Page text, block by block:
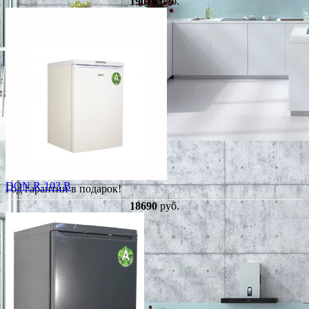
Год гарантии в подарок!
DON R-103 B
18690руб.